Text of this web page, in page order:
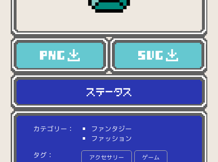
カテゴリー：
ファンタジー
ファッション
タグ：
アクセサリー ゲーム